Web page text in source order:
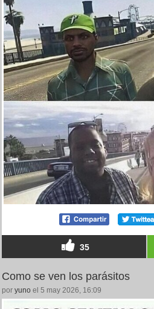
35
Como se ven los parásitos
por yuno el 5 may 2026, 16:09